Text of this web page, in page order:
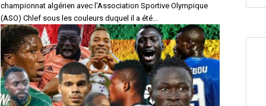
championnat algérien avec l'Association Sportive Olympique
(ASO) Chlef sous les couleurs duquel il a été...